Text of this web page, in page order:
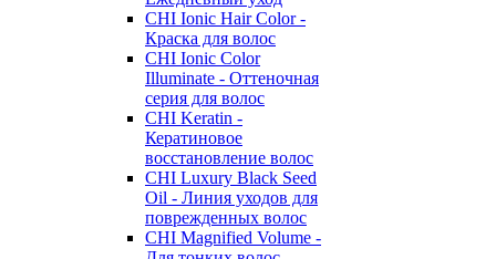
CHI Ionic Hair Color -
Краска для волос
CHI Ionic Color
Illuminate - Оттеночная
серия для волос
CHI Keratin -
Кератиновое
восстановление волос
CHI Luxury Black Seed
Oil - Линия уходов для
поврежденных волос
CHI Magnified Volume -